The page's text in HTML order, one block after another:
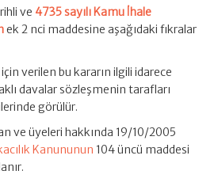
ve 4735 sayılı Kamu İhale
ek 2 nci maddesine aşağıdaki fıkralar
verilen bu kararın ilgili idarece
davalar sözleşmenin tarafları
görülür.
ve üyeleri hakkında 19/10/2005
Kanununun 104 üncü maddesi